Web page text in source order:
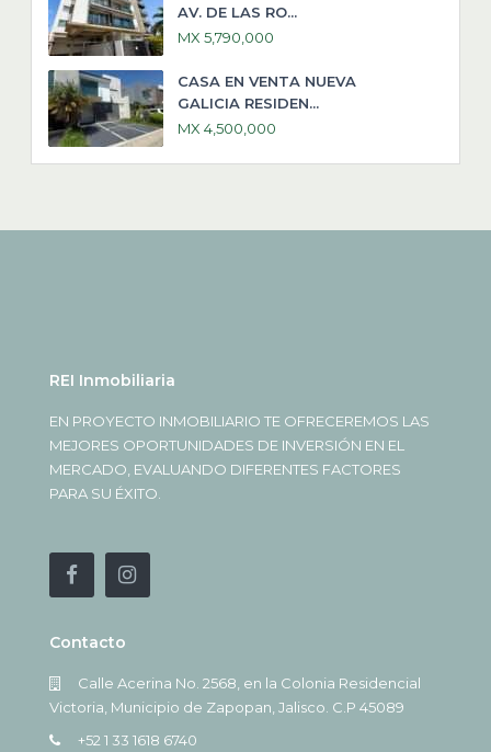
AV. DE LAS RO...
MX 5,790,000
CASA EN VENTA NUEVA
GALICIA RESIDEN...
MX 4,500,000
REI Inmobiliaria
EN PROYECTO INMOBILIARIO TE OFRECEREMOS LAS
MEJORES OPORTUNIDADES DE INVERSIÓN EN EL
MERCADO, EVALUANDO DIFERENTES FACTORES
PARA SU ÉXITO.
Contacto
Calle Acerina No. 2568, en la Colonia Residencial
Victoria, Municipio de Zapopan, Jalisco. C.P 45089
+52 1 33 1618 6740